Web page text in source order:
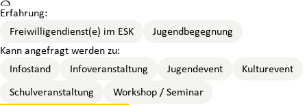
Erfahrung:
Freiwilligendienst(e) im ESK
Jugendbegegnung
Kann angefragt werden zu:
Infostand
Infoveranstaltung Jugendevent
Kulturevent
Schulveranstaltung
Workshop / Seminar